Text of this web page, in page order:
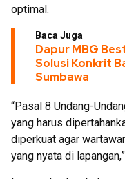
optimal.
Baca Juga
Dapur MBG
Solusi Konkrit
Sumbawa
“Pasal 8 Undang-
yang harus
diperkuat agar
yang nyata di